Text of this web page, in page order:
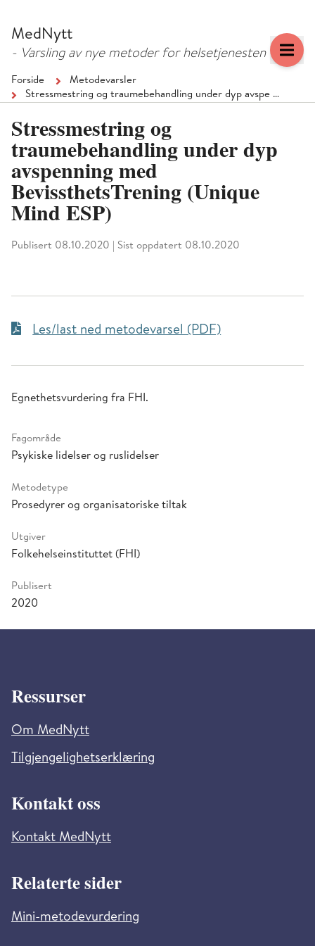
MedNytt
- Varsling av nye metoder for helsetjenesten
Forside
Metodevarsler
Stressmestring og traumebehandling under dyp avspe …
Stressmestring og
traumebehandling under dyp
avspenning med
BevissthetsTrening (Unique
Mind ESP)
Publisert 08.10.2020 Sist oppdatert 08.10.2020
Les/last ned metodevarsel (PDF)
Egnethetsvurdering fra FHI.
Fagområde
Psykiske lidelser og ruslidelser
Metodetype
Prosedyrer og organisatoriske tiltak
Utgiver
Folkehelseinstituttet (FHI)
Publisert
2020
Ressurser
Om MedNytt
Tilgjengelighetserklæring
Kontakt oss
Kontakt MedNytt
Relaterte sider
Mini-metodevurdering